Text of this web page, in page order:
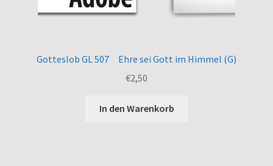
Gotteslob GL 507 Ehre sei Gott im Himmel (G)
€2,50
In den Warenkorb